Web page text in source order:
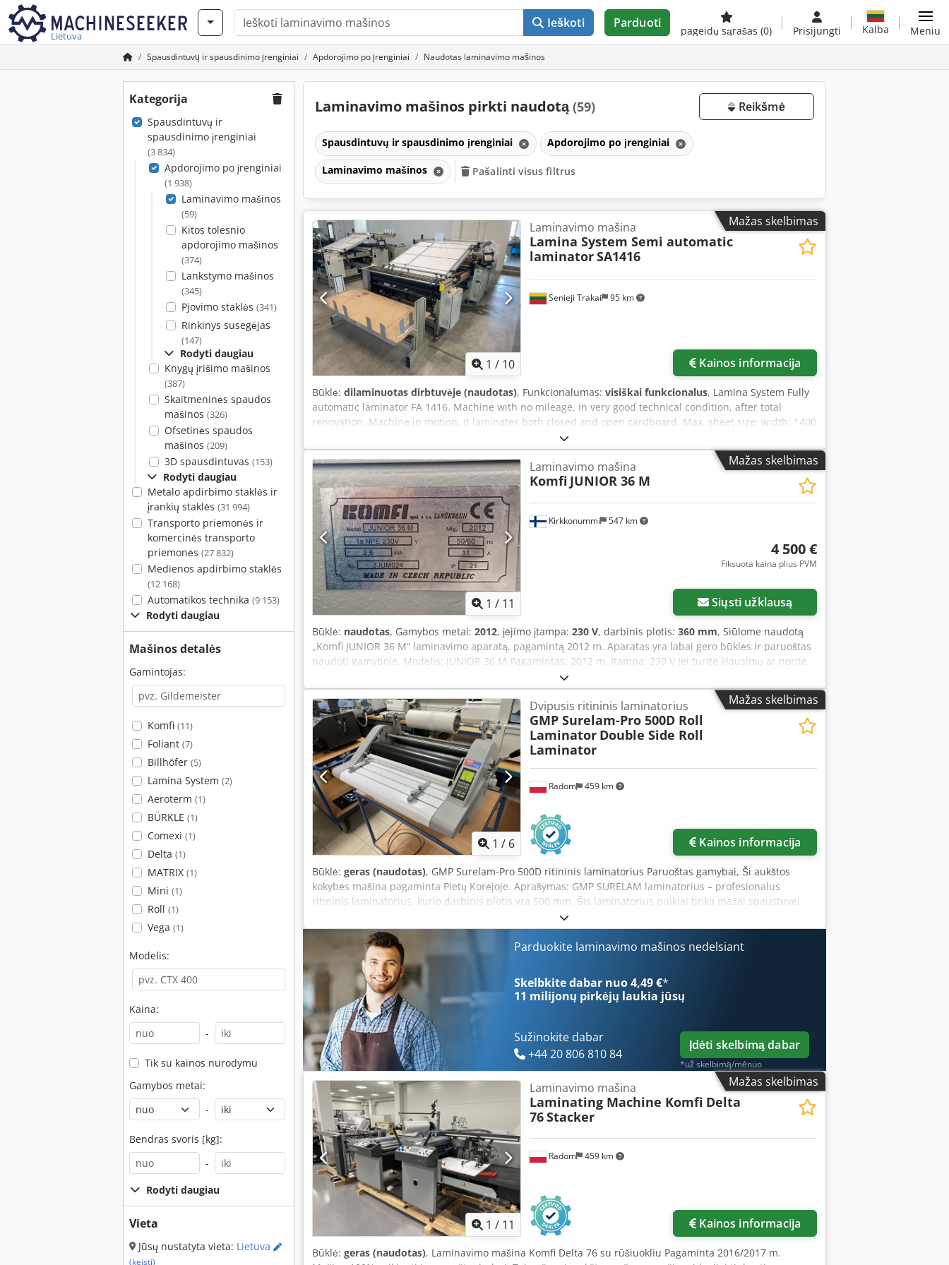
Lietuva
Ieškoti Parduoti
pageidų sąrašas (0) Prisijungti Kalba Meniu
Spausdintuvų ir spausdinimo įrenginiai Apdorojimo po įrenginiai Naudotas laminavimo mašinos
Kategorija
Spausdintuvų ir
spausdinimo įrenginiai
(3 834)
Apdorojimo po įrenginiai
(1 938)
Laminavimo mašinos
(59)
Kitos tolesnio
apdorojimo mašinos
(374)
Lankstymo mašinos
(345)
Pjovimo staklės (341)
Rinkinys susegėjas
(147)
Rodyti daugiau
Knygų įrišimo mašinos
(387)
Skaitmeninės spaudos
mašinos (326)
Ofsetinės spaudos
mašinos (209)
3D spausdintuvas (153)
Rodyti daugiau
Metalo apdirbimo staklės ir
įrankių staklės (31 994)
Transporto priemonės ir
komercinės transporto
priemonės (27 832)
Medienos apdirbimo staklės
(12 168)
Automatikos technika (9 153)
Rodyti daugiau
Mašinos detalės
Gamintojas:
Komfi (11)
Foliant (7)
Billhöfer (5)
Lamina System (2)
Aeroterm (1)
BÜRKLE (1)
Comexi (1)
Delta (1)
MATRIX (1)
Mini (1)
Roll (1)
Vega (1)
Modelis:
Kaina:
-
Tik su kainos nurodymu
Gamybos metai:
-
Bendras svoris [kg]:
-
Rodyti daugiau
Vieta
Jūsų nustatyta vieta: Lietuva
(keisti)
Laminavimo mašinos pirkti naudotą(59) Reikšmė
Spausdintuvų ir spausdinimo įrenginiai Apdorojimo po įrenginiai
Laminavimo mašinos Pašalinti visus filtrus
Mažas skelbimas
1 / 10
Senieji Trakai 95 km
Laminavimo mašina
Lamina System Semi automatic
laminatorSA1416
Kainos informacija
Būklė: dilaminuotas dirbtuvėje (naudotas), Funkcionalumas: visiškai funkcionalus, Lamina System Fully
automatic laminator FA 1416. Machine with no mileage, in very good technical condition, after total
renovation. Machine in motion. It laminates both closed and open cardboard. Max. sheet size: width: 1400
mm length: 1600 mm Dodpfxswz Ev To Adxeck Min. sheet size: width: 200 mm length: 350 mm Top sheet:
130 - 450 gm / m2; Bottom sheet: from 250 g / m2, thickness: 0.6 - 10 mm Automatic substrate feeder with
continuous sheet feeding Automatic top sheet feeder The machine is built on a rigid frame structure
made of anodized aluminum profiles. Width (with platforms) - 3.7 m, length - 10.5 m, height 2.9 m Fitting
accuracy
Mažas skelbimas
1 / 11
Kirkkonummi 547 km
Laminavimo mašina
Komfi JUNIOR 36 M
4 500 €
Fiksuota kaina plius PVM
Siųsti užklausą
Būklė: naudotas, Gamybos metai: 2012, įėjimo įtampa: 230 V, darbinis plotis: 360 mm, Siūlome naudotą
„Komfi JUNIOR 36 M“ laminavimo aparatą, pagamintą 2012 m. Aparatas yra labai gero būklės ir paruoštas
naudoti gamyboje. Modelis: JUNIOR 36 M Pagamintas: 2012 m. Įtampa: 230 V Jei turite klausimų ar norite
gauti daugiau informacijos, nedvejodami siųskite mums žinutę arba skambinkite. Dcodpfx Aszrv Hnsdxek
Mažas skelbimas
1 / 6
Radom 459 km
Dvipusis ritininis laminatorius
GMP Surelam-Pro 500D Roll
Laminator Double Side Roll
Laminator
Kainos informacija
Būklė: geras (naudotas), GMP Surelam-Pro 500D ritininis laminatorius Paruoštas gamybai, Ši aukštos
kokybės mašina pagaminta Pietų Korėjoje. Aprašymas: GMP SURELAM laminatorius – profesionalus
ritininis laminatorius, kurio darbinis plotis yra 500 mm. Šis laminatorius puikiai tinka mažai spaustuvei,
reklamos agentūrai arba biurui. Įrenginys leidžia laminuoti įvairias medžiagas, nes viršutinis ir apatinis
voleliai turi atskirą šildymo valdymą. Elektroninis laminavimo proceso valdymas ir du darbo režimai –
rankinis ir automatinis – užtikrina paprastą bei patogų darbą bei aukščiausią laminavimo kokybę.
Laminatorius siūlo vienpusį arba dvipusį laminavimą. Į komplektą įeina laminavimo maišelis. Techninės
specifikacijos: – Maksimalus laminavimo plotis: 500 mm – Maišelio storis: 25–500 mikronų – Laminavimo
greitis: 700 mm/min – Slėgio reguliavimas: rankinis Dcedpfozlgb Ajx Adxok – Temperatūros valdymas:
skaitmeninis – Maitinimas: 230 V – Galia: 3000 W
Parduokite laminavimo mašinos nedelsiant
Skelbkite dabar nuo 4,49 €*
11 milijonų pirkėjų laukia jūsų
Sužinokite dabar
+44 20 806 810 84
Įdėti skelbimą dabar
*už skelbimą/mėnuo
Mažas skelbimas
1 / 11
Radom 459 km
Laminavimo mašina
Laminating Machine Komfi Delta
76Stacker
Kainos informacija
Būklė: geras (naudotas), Laminavimo mašina Komfi Delta 76 su rūšiuokliu Pagaminta 2016/2017 m.